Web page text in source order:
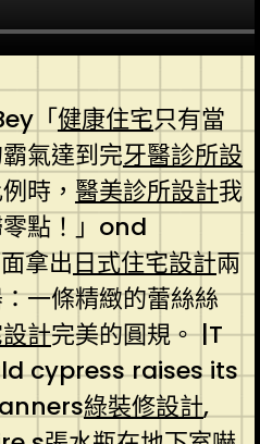
「健康住宅只有當
氣達到完牙醫診所設
時， 醫美診所設計我
點！」ond
拿出日式住宅設計兩
一條精緻的蕾絲絲
計完美的圓規。 |T
cypress raises its
綠裝修設計,